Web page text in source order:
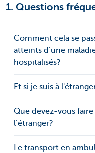
1. Questions
Comment cela se
atteints d’une
hospitalisés?
Et si je suis à
Que devez-vous faire
l’étranger?
Le transport en